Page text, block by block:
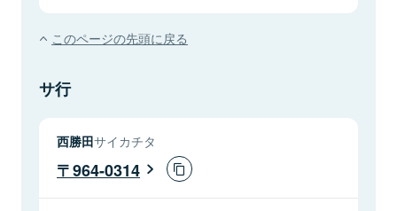
このページの先頭に戻る
サ行
西勝田サイカチタ
964-0314